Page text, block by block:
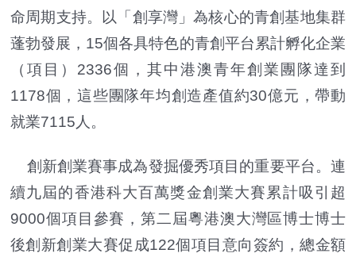
命周期支持。以「創享灣」為核心的青創基地集群
蓬勃發展，15個各具特色的青創平台累計孵化企業
（項目）2336個，其中港澳青年創業團隊達到
1178個，這些團隊年均創造產值約30億元，帶動
就業7115人。
創新創業賽事成為發掘優秀項目的重要平台。連
續九屆的香港科大百萬獎金創業大賽累計吸引超
9000個項目參賽，第二屆粵港澳大灣區博士博士
後創新創業大賽促成122個項目意向簽約，總金額